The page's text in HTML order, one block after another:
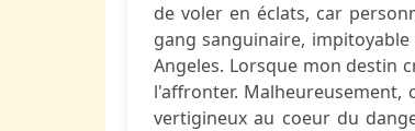
de voler en éclats, car
gang sanguinaire,
Angeles. Lorsque mon destin
l'affronter.
vertigineux au coeur du